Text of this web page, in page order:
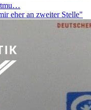
eher an zweiter Stelle"